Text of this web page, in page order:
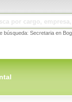
búsqueda: Secretaria en